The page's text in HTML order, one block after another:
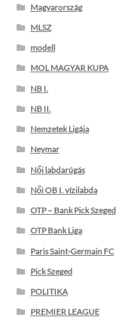
Magyarország
MLSZ
modell
MOL MAGYAR KUPA
NB I.
NB II.
Nemzetek Ligája
Neymar
Női labdarúgás
Női OB I. vízilabda
OTP – Bank Pick Szeged
OTP Bank Liga
Paris Saint-Germain FC
Pick Szeged
POLITIKA
PREMIER LEAGUE